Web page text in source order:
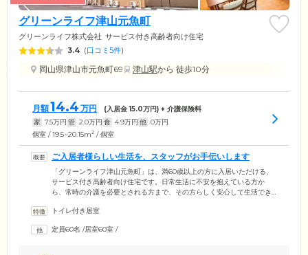
グリーンライフ津山元魚町
グリーンライフ株式会社 サービス付き高齢者向け住宅
3.4 (口コミ5件)
岡山県津山市元魚町69 津山駅から 徒歩10分
月額14.4 万円 (入居金15.0万円) + 介護保険料
家 7.5万円 管 2.0万円 食 4.9万円 他 0万円
個室 / 19.5~20.15m2 / 個室
ご入居者様らしい生活を、スタッフがお手伝いします
「グリーンライフ津山元魚町」は、満60歳以上の方に入居いただける、
サービス付き高齢者向け住宅です。日常生活に不安を抱えている方か
ら、常時の介護を必要とされる方まで、その方らしく安心して生活でき
イサービスなど必要なサービスをご利用いただけます。居室にはエアコ
設置しています。医療機関との協力体制も整備し、医師による訪問診
トイレ付き居室
定員60名 /居室60室 /